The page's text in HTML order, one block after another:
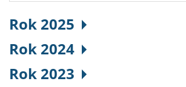
Rok 2025
Rok 2024
Rok 2023